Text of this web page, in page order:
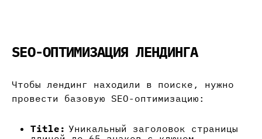
SEO-ОПТИМИЗАЦИЯ ЛЕНДИНГА
Чтобы лендинг находили в поиске, нужно
провести базовую SEO-оптимизацию:
Title: Уникальный заголовок страницы